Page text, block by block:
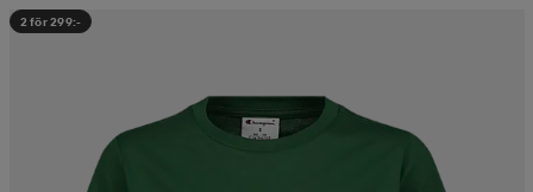
2 för 299:-